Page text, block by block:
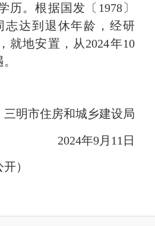
历。根据国发〔1978〕
志达到退休年龄，经研
就地安置，从2024年10
市住房和城乡建设局
2024年9月11日
）